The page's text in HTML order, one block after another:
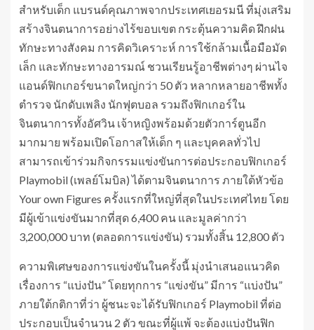
สำหรับเด็ก แบรนด์คุณภาพจากประเทศเยอรมนี ที่มุ่งเสริม
สร้างจินตนาการอย่างไร้ขอบเขต กระตุ้นความคิด ฝึกฝน
ทักษะทางสังคม การคิดวิเคราะห์ การใช้กล้ามเนื้อมือมัด
เล็ก และทักษะทางอารมณ์ ชวนเรียนรู้อาชีพต่างๆ ผ่านไจ
แอนด์ฟิกเกอร์ขนาดใหญ่กว่า 50 ตัว หลากหลายอาชีพทั้ง
ตำรวจ นักดับเพลิง นักฟุตบอล รวมถึงฟิกเกอร์ใน
จินตนาการทั้งอัศวิน เจ้าหญิงพร้อมด้วยตัวการ์ตูนอีก
มากมาย พร้อมเปิดโอกาสให้เด็ก ๆ และบุคคลทั่วไป
สามารถเข้าร่วมกิจกรรมแข่งขันการต่อประกอบฟิกเกอร์
Playmobil (เพลย์โมบิล) ได้ตามจินตนาการ ภายใต้หัวข้อ
Your own Figures ครั้งแรกที่ใหญ่ที่สุดในประเทศไทย โดย
มีผู้เข้าแข่งขันมากที่สุด 6,400 คน และมูลค่ากว่า
3,200,000 บาท (ตลอดการแข่งขัน) รวมทั้งสิ้น 12,800 ตัว
ความพิเศษของการแข่งขันในครั้งนี้ มุ่งนำเสนอแนวคิด
เรื่องการ “แบ่งปัน” โดยทุกการ “แข่งขัน” มีการ “แบ่งปัน”
ภายใต้กติกาที่ว่า ผู้ชนะจะได้รับฟิกเกอร์ Playmobil ที่ต่อ
ประกอบเป็นจำนวน 2 ตัว ขณะที่ผู้แพ้ จะต้องแบ่งปันฟิก